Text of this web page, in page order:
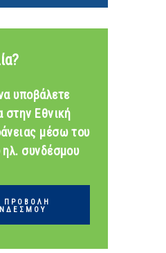
υποβάλετε
στην Εθνική
μέσω του
συνδέσμου
ΠΡΟΒΟΛΉ